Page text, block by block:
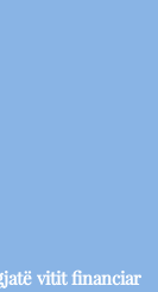
vitit financiar